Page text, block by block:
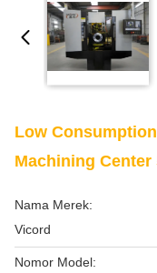
Low
Machining
Nama Merek:
Vicord
Nomor Model: